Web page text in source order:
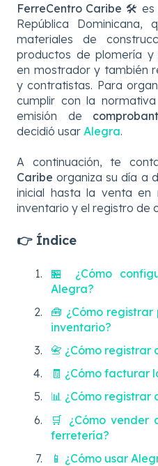
FerreCentro Caribe 🛠️ es
República Dominicana,
materiales de
productos de plomería y
en mostrador y también
y contratistas. Para
cumplir con la
emisión de
decidió usar Alegra.
A continuación, te
Caribe organiza su día a
inicial hasta la venta en
inventario y el registro de
👉 Índice
🏪 ¿Cómo
Alegra?
🧰 ¿Cómo
inventario?
📇 ¿Cómo registrar
🧾 ¿Cómo facturar
📊 ¿Cómo registrar
🛒 ¿Cómo vender
ferretería?
📱 ¿Cómo usar